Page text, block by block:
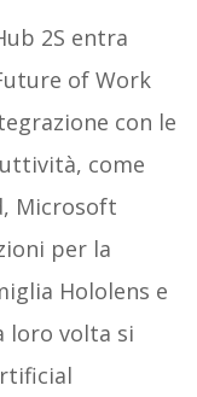
2S entra
of Work
con le
come
Microsoft
per la
Hololens e
loro volta si